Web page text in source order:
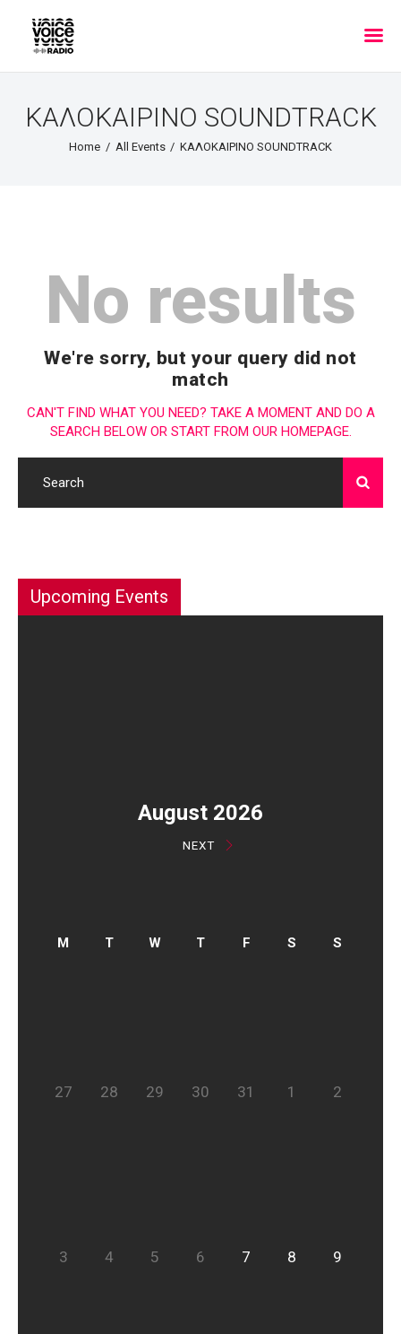
ΚΑΛΟΚΑΙΡΙΝΟ SOUNDTRACK
Home All Events ΚΑΛΟΚΑΙΡΙΝΟ SOUNDTRACK
No results
We're sorry, but your query did not
match
CAN'T FIND WHAT YOU NEED? TAKE A MOMENT AND DO A
SEARCH BELOW OR START FROM OUR HOMEPAGE.
Upcoming Events
August 2026
NEXT
27 28 29 30 31 1 2
3 4 5 6 7 8 9